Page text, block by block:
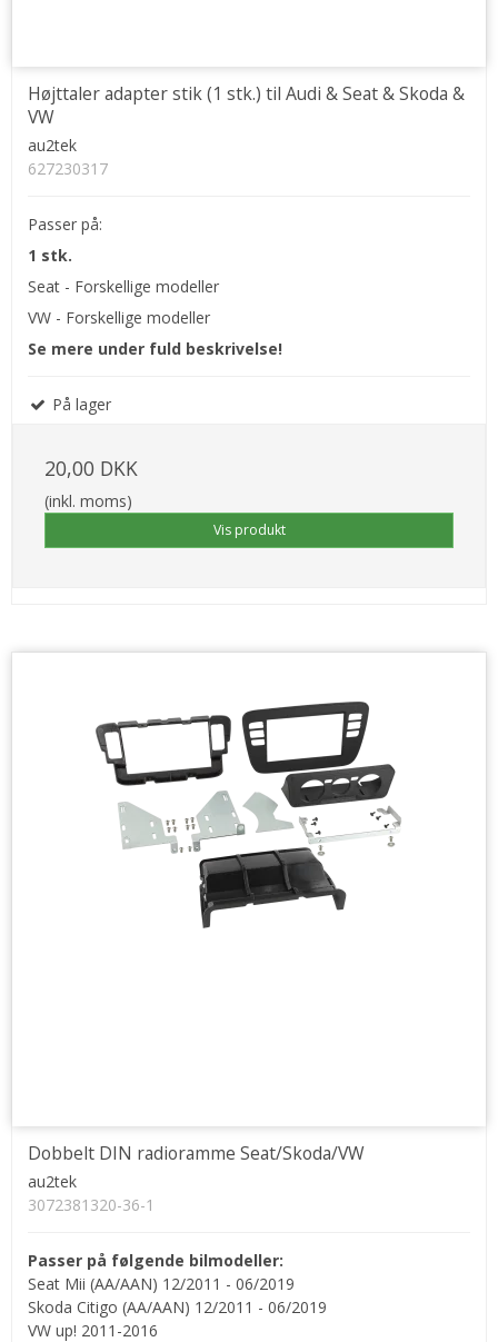
Højttaler adapter stik (1 stk.) til Audi & Seat & Skoda &
VW
au2tek
627230317
Passer på:
1 stk.
Seat - Forskellige modeller
VW - Forskellige modeller
Se mere under fuld beskrivelse!
På lager
20,00 DKK
(inkl. moms)
Vis produkt
Dobbelt DIN radioramme Seat/Skoda/VW
au2tek
3072381320-36-1
Passer på følgende bilmodeller:
Seat Mii (AA/AAN) 12/2011 - 06/2019
Skoda Citigo (AA/AAN) 12/2011 - 06/2019
VW up! 2011-2016